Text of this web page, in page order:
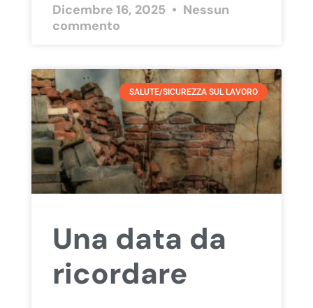
Dicembre 16, 2025
Nessun
commento
SALUTE/SICUREZZA SUL LAVORO
Una data da
ricordare